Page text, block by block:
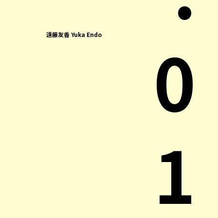
遠藤友香 Yuka Endo
0
1